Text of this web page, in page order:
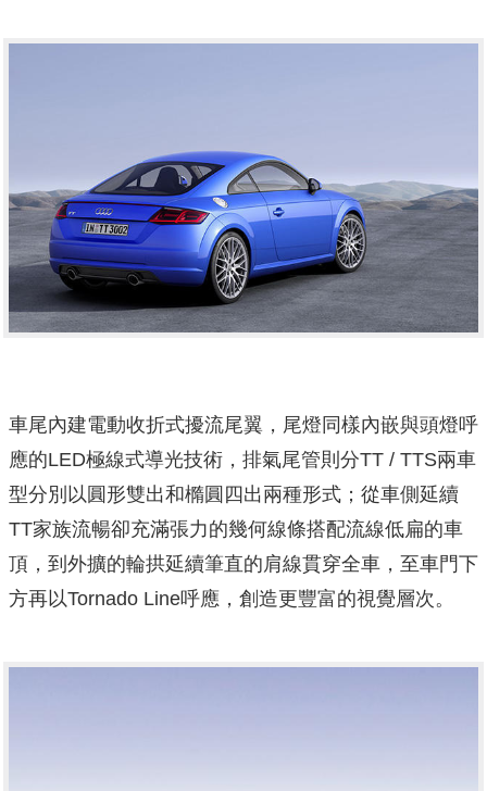
車尾內建電動收折式擾流尾翼，尾燈同樣內嵌與頭燈呼
應的LED極線式導光技術，排氣尾管則分TT / TTS兩車
型分別以圓形雙出和橢圓四出兩種形式；從車側延續
TT家族流暢卻充滿張力的幾何線條搭配流線低扁的車
頂，到外擴的輪拱延續筆直的肩線貫穿全車，至車門下
方再以Tornado Line呼應，創造更豐富的視覺層次。